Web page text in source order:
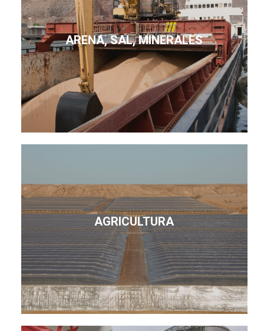
ARENA, SAL, MINERALES
AGRICULTURA